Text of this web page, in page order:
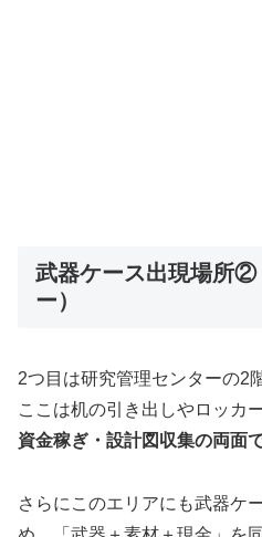
武器ケース出現場所②
ー）
2つ目は研究管理センターの2
ここは机の引き出しやロッカ
資金稼ぎ・設計図収集の両面
さらにこのエリアにも武器ケ